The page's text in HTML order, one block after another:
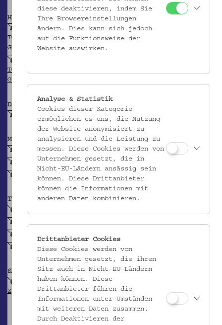
HERKUNFT
Zypern
TGN
GEONAMES
TGN
GEONAMES
DATIERUNG
MATERIAL
Messing
TECHNIK
genietet (Metall)
SAMMLUNG
Krpata, Margit Z: Ethnografische Objekte aus
Zypern
diese deaktivieren, indem Sie
Ihre Browsereinstellungen
ändern. Dies kann sich jedoch
auf die Funktionsweise der
Website auswirken.
Analyse & Statistik
Cookies dieser Kategorie
ermöglichen es uns, die Nutzung
der Website anonymisiert zu
analysieren und die Leistung zu
messen. Diese Cookies werden von
Unternehmen gesetzt, die in
Nicht-EU-Ländern ansässig sein
können. Diese Drittanbieter
können die Informationen mit
anderen Daten kombinieren.
Drittanbieter Cookies
Diese Cookies werden von
Unternehmen gesetzt, die ihren
Sitz auch in Nicht-EU-Ländern
haben können. Diese
Drittanbieter führen die
Informationen unter Umständen
mit weiteren Daten zusammen.
Durch Deaktivieren der